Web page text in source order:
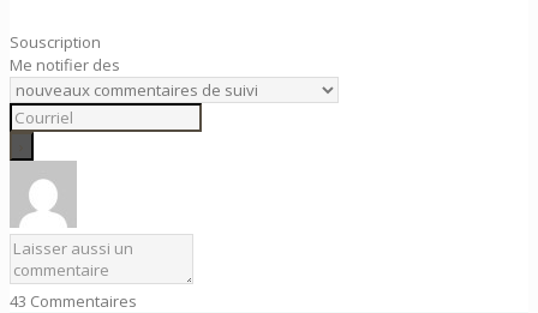
Souscription
Me notifier des
43 Commentaires